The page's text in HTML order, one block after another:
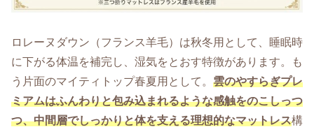
ロレーヌダウン（フランス羊毛）は秋冬用として、睡眠時
に下がる体温を補完し、湿気をとおす特徴があります。も
う片面のマイティトップ春夏用として。 雲のやすらぎプレ
ミアムはふんわりと包み込まれるような感触をのこしっつ
つ、中間層でしっかりと体を支える理想的なマットレス構